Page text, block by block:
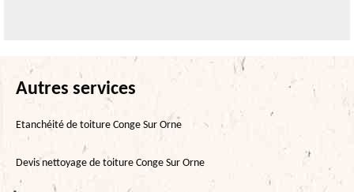
Autres services
Etanchéité de toiture Conge Sur Orne
Devis nettoyage de toiture Conge Sur Orne